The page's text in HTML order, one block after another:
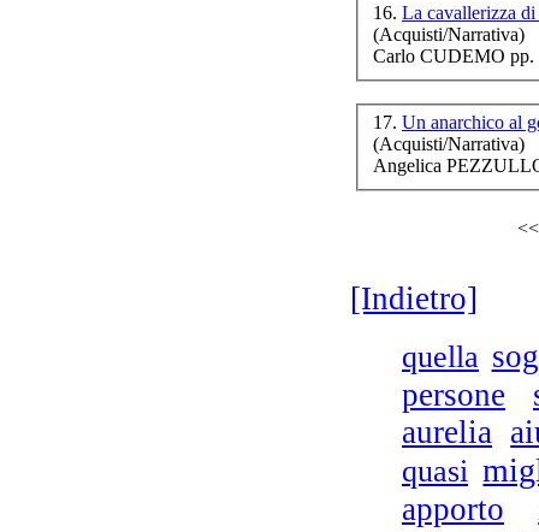
16. La cavallerizza
(Acquisti/Narrativa)
Carlo CUDEMO pp.
17. Un anarchico al
(Acquisti/Narrativa)
Angelica
[Indietro]
quella
persone
aurelia
quasi
apporto